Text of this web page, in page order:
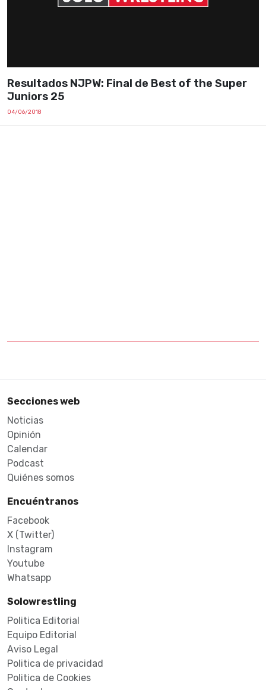
Resultados NJPW: Final de Best of the Super
Juniors 25
04/06/2018
Secciones web
Noticias
Opinión
Calendar
Podcast
Quiénes somos
Encuéntranos
Facebook
X (Twitter)
Instagram
Youtube
Whatsapp
Solowrestling
Politica Editorial
Equipo Editorial
Aviso Legal
Politica de privacidad
Politica de Cookies